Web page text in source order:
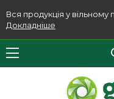
Вся продукція у
Докладніше